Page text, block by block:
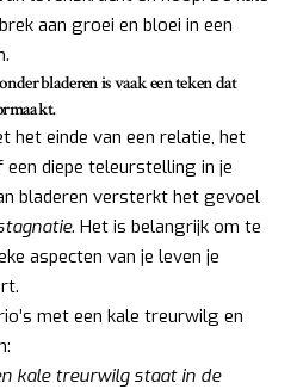
aan groei en bloei in een
bladeren is vaak een teken dat
het einde van een relatie, het
diepe teleurstelling in je
bladeren versterkt het gevoel
. Het is belangrijk om te
aspecten van je leven je
met een kale treurwilg en
kale treurwilg staat in de